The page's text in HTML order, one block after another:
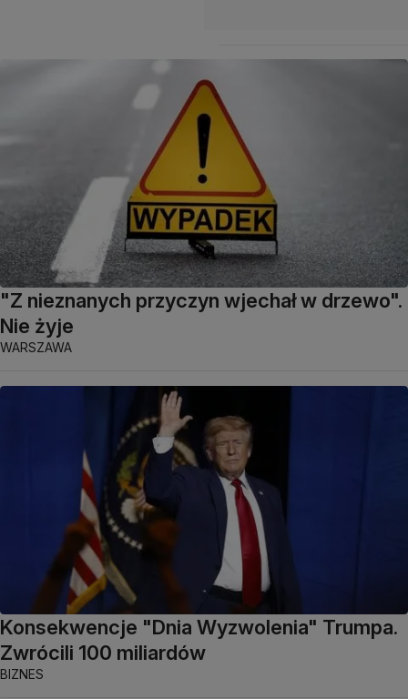
"Z nieznanych przyczyn wjechał w drzewo".
Nie żyje
WARSZAWA
Konsekwencje "Dnia Wyzwolenia" Trumpa.
Zwrócili 100 miliardów
BIZNES